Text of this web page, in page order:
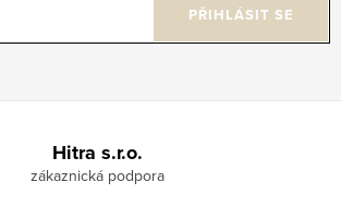
PŘIHLÁSIT SE
Hitra s.r.o.